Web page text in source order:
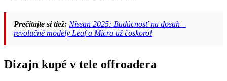
Prečítajte si tiež: Nissan 2025: Budúcnosť na dosah –
revolučné modely Leaf a Micra už čoskoro!
Dizajn kupé v tele offroadera